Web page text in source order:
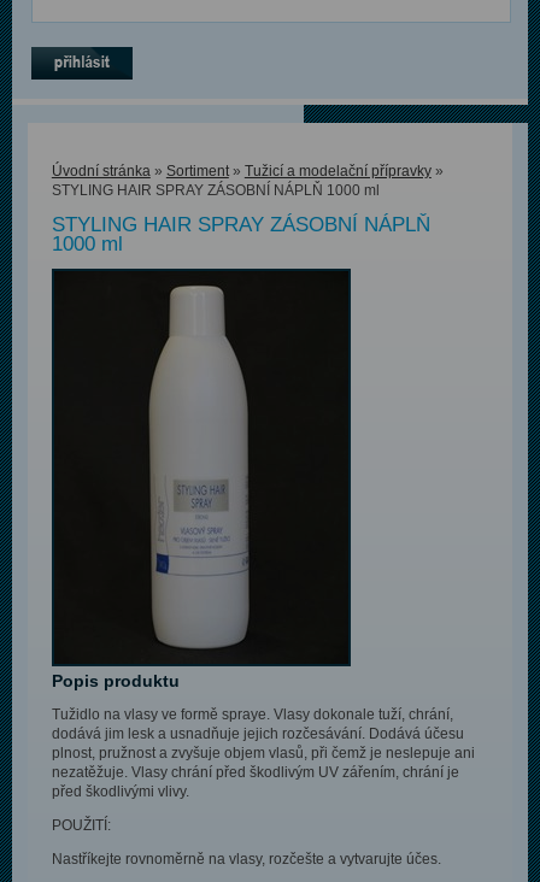
Úvodní stránka» Sortiment» Tužicí a modelační přípravky»
STYLING HAIR SPRAY ZÁSOBNÍ NÁPLŇ 1000 ml
STYLING HAIR SPRAY ZÁSOBNÍ NÁPLŇ
1000 ml
Popis produktu
Tužidlo na vlasy ve formě spraye. Vlasy dokonale tuží, chrání,
dodává jim lesk a usnadňuje jejich rozčesávání. Dodává účesu
plnost, pružnost a zvyšuje objem vlasů, při čemž je neslepuje ani
nezatěžuje. Vlasy chrání před škodlivým UV zářením, chrání je
před škodlivými vlivy.
POUŽITÍ:
Nastříkejte rovnoměrně na vlasy, rozčešte a vytvarujte účes.